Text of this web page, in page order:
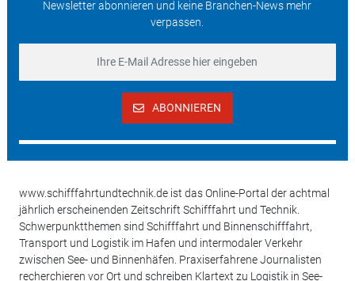
Newsletter abonnieren und keine Branchen-News mehr
verpassen.
ABONNIEREN
www.schifffahrtundtechnik.de ist das Online-Portal der achtmal
jährlich erscheinenden Zeitschrift Schifffahrt und Technik.
Schwerpunktthemen sind Schifffahrt und Binnenschifffahrt,
Transport und Logistik im Hafen und intermodaler Verkehr
zwischen See- und Binnenhäfen. Praxiserfahrene Journalisten
recherchieren vor Ort und schreiben Klartext zu Logistik in See-